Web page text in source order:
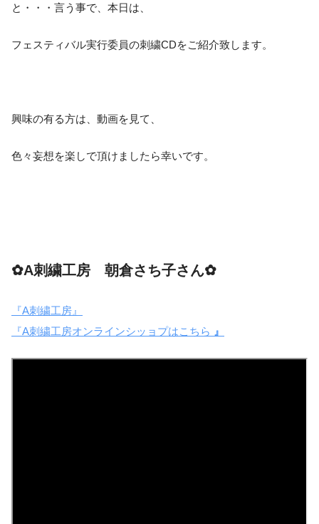
と・・・言う事で、本日は、
フェスティバル実行委員の刺繍CDをご紹介致します。
興味の有る方は、動画を見て、
色々妄想を楽しで頂けましたら幸いです。
✿A刺繍工房 朝倉さち子さん✿
『A刺繍工房』
『A刺繍工房オンラインシッョプはこちら 』